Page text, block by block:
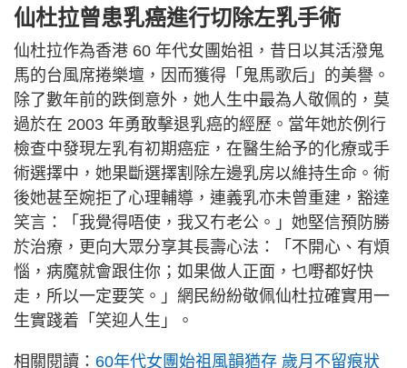
仙杜拉曾患乳癌進行切除左乳手術
仙杜拉作為香港 60 年代女團始祖，昔日以其活潑鬼
馬的台風席捲樂壇，因而獲得「鬼馬歌后」的美譽。
除了數年前的跌倒意外，她人生中最為人敬佩的，莫
過於在 2003 年勇敢擊退乳癌的經歷。當年她於例行
檢查中發現左乳有初期癌症，在醫生給予的化療或手
術選擇中，她果斷選擇割除左邊乳房以維持生命。術
後她甚至婉拒了心理輔導，連義乳亦未曾重建，豁達
笑言：「我覺得唔使，我又冇老公。」她堅信預防勝
於治療，更向大眾分享其長壽心法：「不開心、有煩
惱，病魔就會跟住你；如果做人正面，乜嘢都好快
走，所以一定要笑。」網民紛紛敬佩仙杜拉確實用一
生實踐着「笑迎人生」。
相關閱讀： 60年代女團始祖風韻猶存 歲月不留痕狀